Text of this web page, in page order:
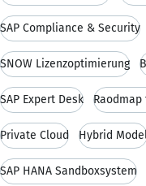
SAP Compliance & Security
SNOW Lizenzoptimierung
SAP Expert Desk Raodmap
Private Cloud Hybrid
SAP HANA Sandboxsystem